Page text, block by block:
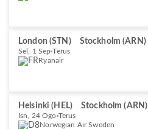
London (STN) Stockholm (ARN)
Sel, 1 Sep Terus
Ryanair
Helsinki (HEL) Stockholm (ARN)
Isn, 24 Ogo Terus
Norwegian Air Sweden